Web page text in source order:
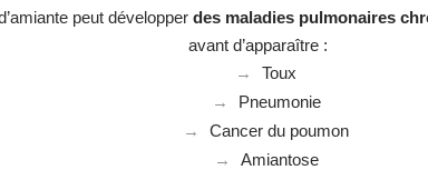
peut développer des maladies pulmonaires
avant d’apparaître :
Toux
Pneumonie
Cancer du poumon
Amiantose